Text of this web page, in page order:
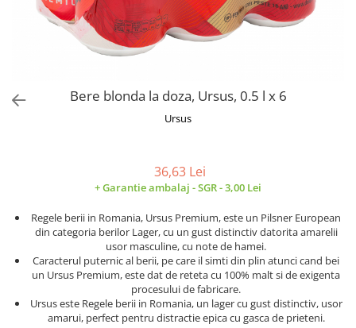
Sosuri si dressinguri
Siropuri si toppinguri
Paste fainoase si cereale
Chipsuri & Snaksuri
Bauturi alcoolice
Chipsuri & Snacksuri
Bauturi Non-Alcoolice
Bauturi carbogazoase
Bauturi energizante
Apa
Hartie igienica
Dezinfectant toaleta
Detartrant toaleta
Odorizant toaleta
Absorbant umiditate
Produse curatare bucatarie
Solutii suprafete bucatarie
Saci menajeri
Bureti vase si lavete
Folii si pungi alimentare
Prosoape de hartie si servetele
Manusi unica folosinta
Servetele umede antibacteriene
pentru maini
Lotiuni si creme de corp
Ceara, benzi si creme depilatoare
Balsam de par
Tratamente si masca de par
Vopsea de par si oxidant
Fixativ si spuma de par
Produse ingrijire barba si mustata
Bere blonda la doza, Ursus, 0.5 l x 6
Ursus
36,63 Lei
+ Garantie ambalaj - SGR - 3,00 Lei
Regele berii in Romania, Ursus Premium, este un Pilsner European
din categoria berilor Lager, cu un gust distinctiv datorita amarelii
usor masculine, cu note de hamei.
Caracterul puternic al berii, pe care il simti din plin atunci cand bei
un Ursus Premium, este dat de reteta cu 100% malt si de exigenta
procesului de fabricare.
Ursus este Regele berii in Romania, un lager cu gust distinctiv, usor
amarui, perfect pentru distractie epica cu gasca de prieteni.